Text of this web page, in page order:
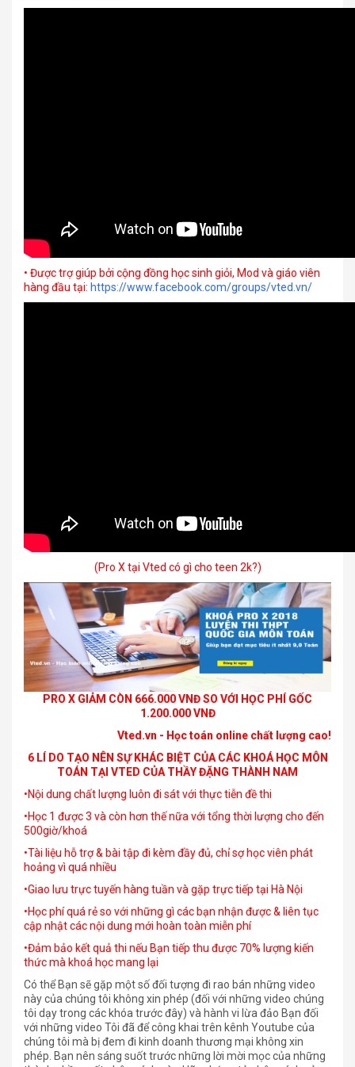
• Được trợ giúp bởi cộng đồng học sinh giỏi, Mod và giáo viên
hàng đầu tại: https://www.facebook.com/groups/vted.vn/
(Pro X tại Vted có gì cho teen 2k?)
PRO X GIẢM CÒN 666.000 VNĐ SO VỚI HỌC PHÍ GỐC
1.200.000 VNĐ
Vted.vn - Học toán online chất lượng cao!
6 LÍ DO TẠO NÊN SỰ KHÁC BIỆT CỦA CÁC KHOÁ HỌC MÔN
TOÁN TẠI VTED CỦA THẦY ĐẶNG THÀNH NAM
•Nội dung chất lượng luôn đi sát với thực tiễn đề thi
•Học 1 được 3 và còn hơn thế nữa với tổng thời lượng cho đến
500giờ/khoá
•Tài liệu hỗ trợ & bài tập đi kèm đầy đủ, chỉ sợ học viên phát
hoảng vì quá nhiều
•Giao lưu trực tuyến hàng tuần và gặp trực tiếp tại Hà Nội
•Học phí quá rẻ so với những gì các bạn nhận được & liên tục
cập nhật các nội dung mới hoàn toàn miễn phí
•Đảm bảo kết quả thi nếu Bạn tiếp thu được 70% lượng kiến
thức mà khoá học mang lại
Có thể Bạn sẽ gặp một số đối tượng đi rao bán những video
này của chúng tôi không xin phép (đối với những video chúng
tôi dạy trong các khóa trước đây) và hành vi lừa đảo Bạn đối
với những video Tôi đã để công khai trên kênh Youtube của
chúng tôi mà bị đem đi kinh doanh thương mại không xin
phép. Bạn nên sáng suốt trước những lời mời mọc của những